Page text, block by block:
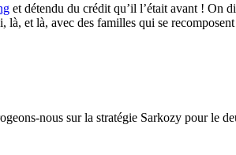
et détendu du crédit qu’il l’était avant ! On
et là, avec des familles qui se
nous sur la stratégie Sarkozy pour le